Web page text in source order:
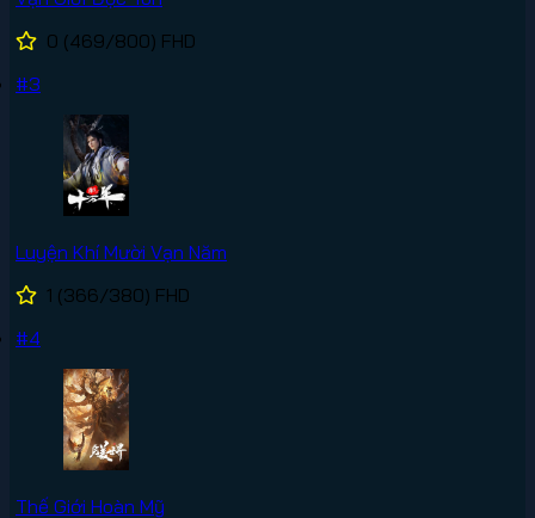
0 (469/800) FHD
#3
Luyện Khí Mười Vạn Năm
1 (366/380) FHD
#4
Thế Giới Hoàn Mỹ